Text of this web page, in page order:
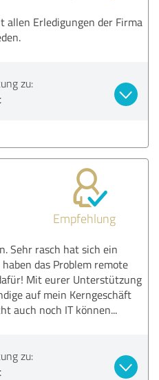
allen Erledigungen der Firma
zu:
Empfehlung
Sehr rasch hat sich ein
das Problem remote
Mit eurer Unterstützung
auf mein Kerngeschäft
auch noch IT können...
zu: